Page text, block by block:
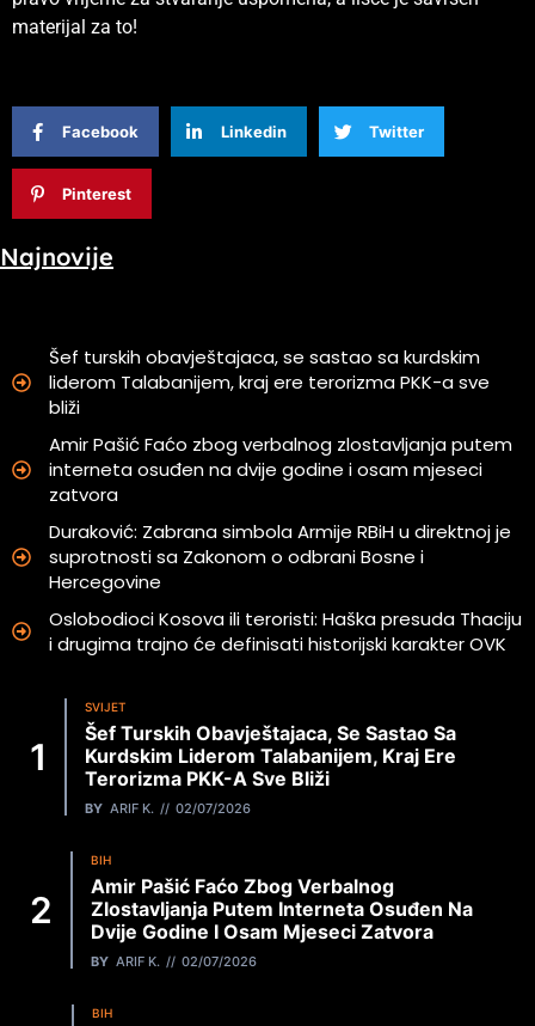
materijal za to!
Facebook Linkedin Twitter
Pinterest
Najnovije
Šef turskih obavještajaca, se sastao sa kurdskim
liderom Talabanijem, kraj ere terorizma PKK-a sve
bliži
Amir Pašić Faćo zbog verbalnog zlostavljanja putem
interneta osuđen na dvije godine i osam mjeseci
zatvora
Duraković: Zabrana simbola Armije RBiH u direktnoj je
suprotnosti sa Zakonom o odbrani Bosne i
Hercegovine
Oslobodioci Kosova ili teroristi: Haška presuda Thaciju
i drugima trajno će definisati historijski karakter OVK
SVIJET
Šef Turskih Obavještajaca, Se Sastao Sa
Kurdskim Liderom Talabanijem, Kraj Ere
Terorizma PKK-A Sve Bliži
BY ARIF K. 02/07/2026
BIH
Amir Pašić Faćo Zbog Verbalnog
Zlostavljanja Putem Interneta Osuđen Na
Dvije Godine I Osam Mjeseci Zatvora
BY ARIF K. 02/07/2026
BIH